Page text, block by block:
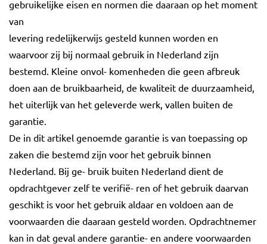
gebruikelijke eisen en normen die daaraan op het moment
van
levering redelijkerwijs gesteld kunnen worden en
waarvoor zij bij normaal gebruik in Nederland zijn
bestemd. Kleine onvol- komenheden die geen afbreuk
doen aan de bruikbaarheid, de kwaliteit de duurzaamheid,
het uiterlijk van het geleverde werk, vallen buiten de
garantie.
De in dit artikel genoemde garantie is van toepassing op
zaken die bestemd zijn voor het gebruik binnen
Nederland. Bij ge- bruik buiten Nederland dient de
opdrachtgever zelf te verifië- ren of het gebruik daarvan
geschikt is voor het gebruik aldaar en voldoen aan de
voorwaarden die daaraan gesteld worden. Opdrachtnemer
kan in dat geval andere garantie- en andere voorwaarden